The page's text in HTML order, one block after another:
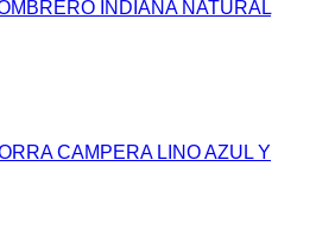
INDIANA NATURAL
CAMPERA LINO AZUL Y